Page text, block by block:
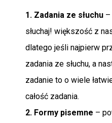
1. Zadania ze słuchu –
słuchaj! większość z
dlatego jeśli najpierw
zadania ze słuchu, a
zadanie to o wiele
całość zadania.
2. Formy pisemne –